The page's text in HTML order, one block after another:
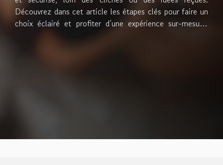
Découvrez dans cet article les étapes clés pour faire un
choix éclairé et profiter d’une expérience sur-mesure,
attentes personnelles Pour choisir une escorte adaptée